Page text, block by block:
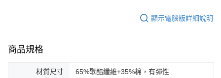
顯示電腦版詳細說明
商品規格
材質尺寸 65%聚酯纖維+35%棉，有彈性